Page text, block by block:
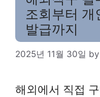
조회부터 개
발급까지
2025년 11월 30일 by
해외에서 직접